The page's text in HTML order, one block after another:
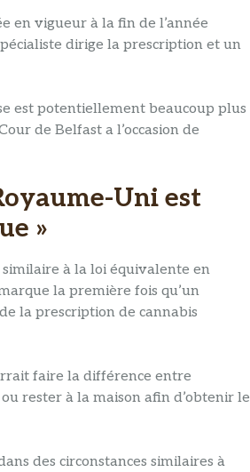
en vigueur à la fin de l’année
dirige la prescription et un
est potentiellement beaucoup plus
de Belfast a l’occasion de
Uni est
»
à la loi équivalente en
la première fois qu’un
la prescription de cannabis
faire la différence entre
rester à la maison afin d’obtenir le
des circonstances similaires à